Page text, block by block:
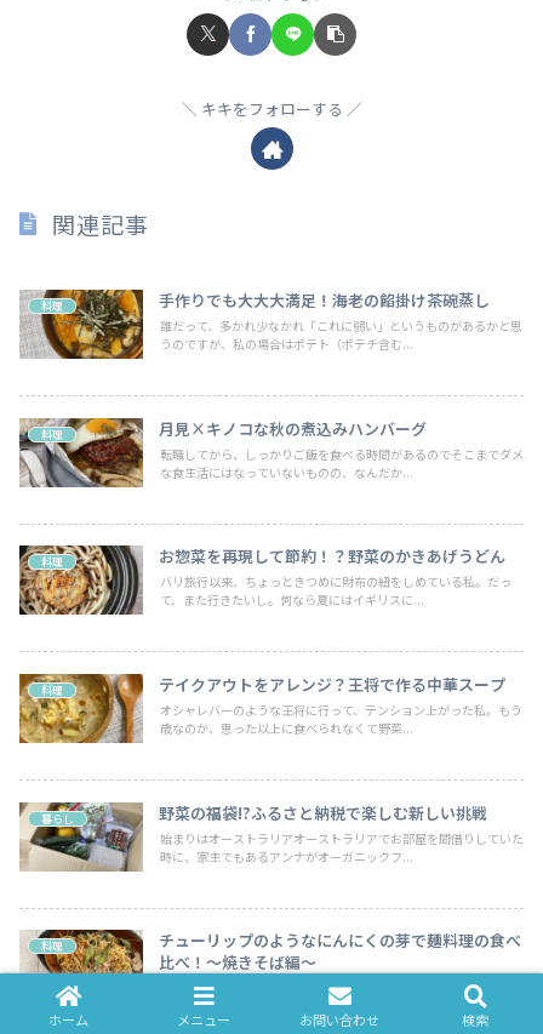
キキをフォローする
関連記事
料理 手作りでも大大大満足！海老の餡掛け茶碗蒸し
誰だって、多かれ少なかれ「これに弱い」というものがあるかと思
うのですが、私の場合はポテト（ポテチ含む...
料理 月見×キノコな秋の煮込みハンバーグ
転職してから、しっかりご飯を食べる時間があるのでそこまでダメ
な食生活にはなっていないものの、なんだか...
料理 お惣菜を再現して節約！？野菜のかきあげうどん
バリ旅行以来、ちょっときつめに財布の紐をしめている私。だっ
て、また行きたいし。何なら夏にはイギリスに...
料理 テイクアウトをアレンジ？王将で作る中華スープ
オシャレバーのような王将に行って、テンション上がった私。もう
歳なのか、思った以上に食べられなくて野菜...
暮らし 野菜の福袋!?ふるさと納税で楽しむ新しい挑戦
始まりはオーストラリアオーストラリアでお部屋を間借りしていた
時に、家主でもあるアンナがオーガニックフ...
料理
チューリップのようなにんにくの芽で麺料理の食べ
比べ！～焼きそば編～
最近、野菜直売所のような場所を見かけると、覗かずにはいられな
い私。母の実家がある京丹後市でも、町の特...
ホーム メニュー お問い合わせ 検索